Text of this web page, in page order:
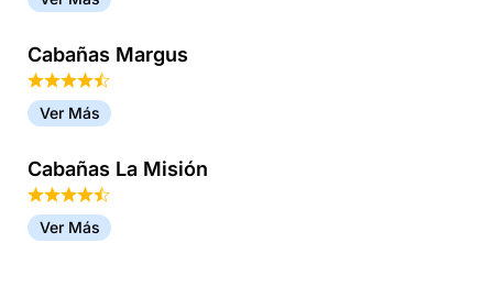
Cabañas Margus
Ver Más
Cabañas La Misión
Ver Más